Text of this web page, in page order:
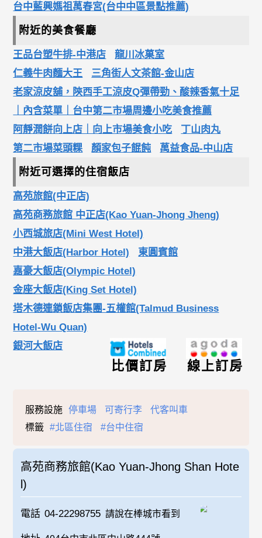
台中藍興媽祖萬春宮(台中中區景點推薦)
附近的美食餐廳
王品台塑牛排-中港店
龍川冰菓室
仁義牛肉麵大王
三角街人文茶館-金山店
老家涼皮舖，陝西手工涼皮Q彈帶勁、酸辣香氣十足
｜內含菜單｜台中第二市場周邊小吃美食推薦
阿靜潤餅向上店｜向上市場美食小吃
丁山肉丸
第二市場菜頭粿
顏家包子餛飩 萬益食品-中山店
附近可選擇的住宿飯店
高苑旅館(中正店)
高苑商務旅館 中正店(Kao Yuan-Jhong Jheng)
小西城旅店(Mini West Hotel)
中港大飯店(Harbor Hotel)
東圓賓館
嘉豪大飯店(Olympic Hotel)
金座大飯店(King Set Hotel)
塔木德連鎖飯店集團-五權館(Talmud Business
Hotel-Wu Quan)
銀河大飯店
線上訂房
比價訂房
服務設施 停車場 可寄行李
代客叫車
標籤
#北區住宿 #台中住宿
高苑商務旅館(Kao Yuan-Jhong Shan Hote
l)
電話 04-22298755 請說在棒城市看到